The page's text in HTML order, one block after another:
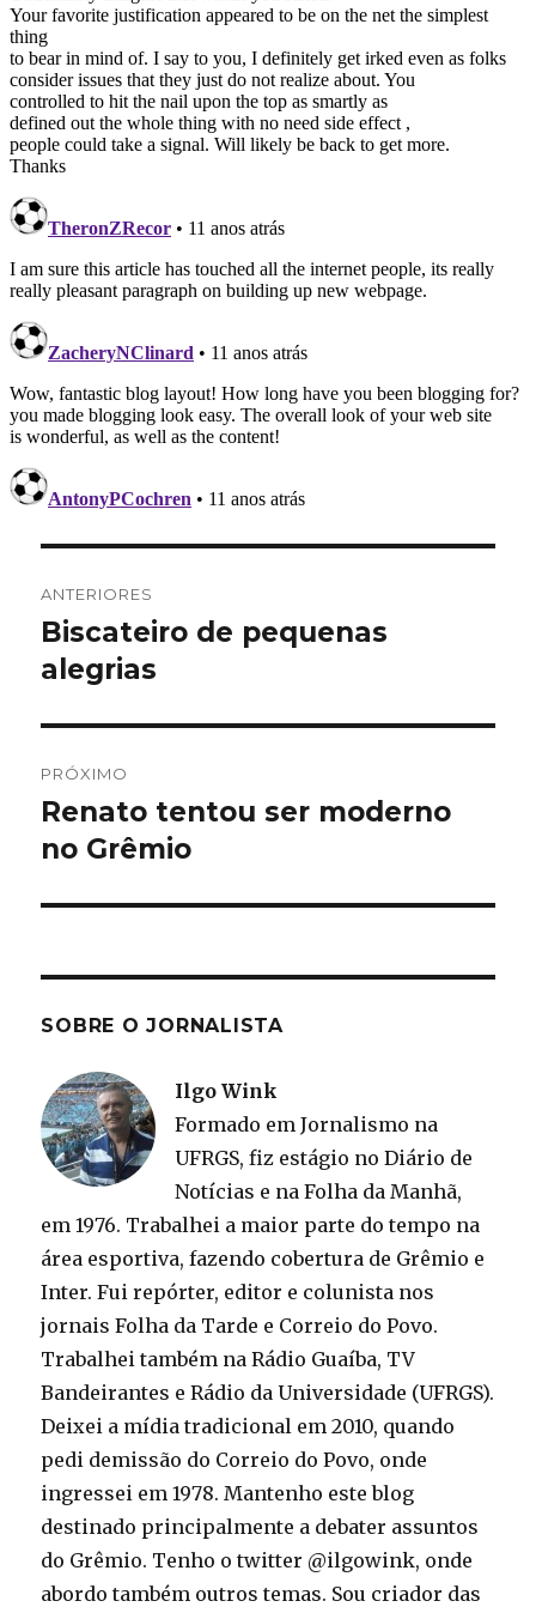
de
Post
ANTERIORES
Post
anterior:
Biscateiro de pequenas
alegrias
PRÓXIMO
Próximo
post:
Renato tentou ser moderno
no Grêmio
SOBRE O JORNALISTA
Ilgo Wink
Formado em Jornalismo na
UFRGS, fiz estágio no Diário de
Notícias e na Folha da Manhã,
em 1976. Trabalhei a maior parte do tempo na
área esportiva, fazendo cobertura de Grêmio e
Inter. Fui repórter, editor e colunista nos
jornais Folha da Tarde e Correio do Povo.
Trabalhei também na Rádio Guaíba, TV
Bandeirantes e Rádio da Universidade (UFRGS).
Deixei a mídia tradicional em 2010, quando
pedi demissão do Correio do Povo, onde
ingressei em 1978. Mantenho este blog
destinado principalmente a debater assuntos
do Grêmio. Tenho o twitter @ilgowink, onde
abordo também outros temas. Sou criador das